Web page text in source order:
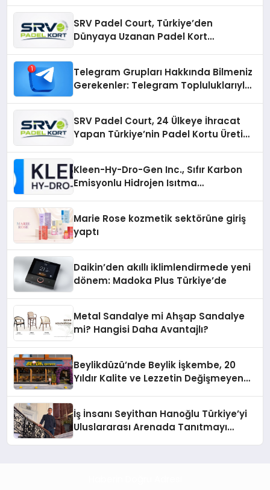
SRV Padel Court, Türkiye’den
Dünyaya Uzanan Padel Kort
Telegram Grupları Hakkında Bilmeniz
Gerekenler: Telegram Topluluklarıyla
SRV Padel Court, 24 Ülkeye İhracat
Yapan Türkiye’nin Padel Kortu Üretim
Kleen-Hy-Dro-Gen Inc., Sıfır Karbon
Emisyonlu Hidrojen Isıtma
Marie Rose kozmetik sektörüne giriş
yaptı
Daikin’den akıllı iklimlendirmede yeni
dönem: Madoka Plus Türkiye’de
Metal Sandalye mi Ahşap Sandalye
mi? Hangisi Daha Avantajlı?
Beylikdüzü’nde Beylik İşkembe, 20
Yıldır Kalite ve Lezzetin Değişmeyen
İş İnsanı Seyithan Hanoğlu Türkiye’yi
Uluslararası Arenada Tanıtmayı